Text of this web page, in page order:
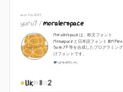
since Feb 2024
yuru7/moralerspace
Moralerspace は、欧文フォント
Monaspace と日本語フォント IBM Plex
Sans JP 等を合成したプログラミン
けフォントです。
PythonOFL-1.1
1.1k 11 2